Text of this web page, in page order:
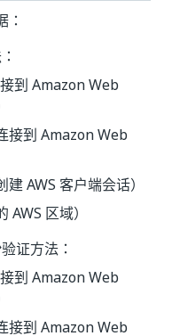
到 Amazon Web
接到 Amazon Web
AWS 客户端会话）
区域）
验证方法：
到 Amazon Web
接到 Amazon Web